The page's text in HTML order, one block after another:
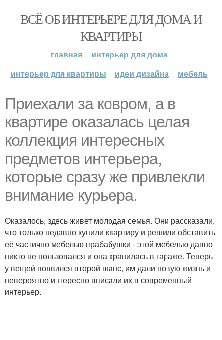
ВСЁ ОБ ИНТЕРЬЕРЕ ДЛЯ ДОМА И
КВАРТИРЫ
главная
интерьер для дома
интерьер для квартиры
идеи дизайна мебель
Приехали за ковром, а в
квартире оказалась целая
коллекция интересных
предметов интерьера,
которые сразу же привлекли
внимание курьера.
Оказалось, здесь живет молодая семья. Они рассказали,
что только недавно купили квартиру и решили обставить
её частично мебелью прабабушки - этой мебелью давно
никто не пользовался и она хранилась в гараже. Теперь
у вещей появился второй шанс, им дали новую жизнь и
невероятно интересно вписали их в современный
интерьер.